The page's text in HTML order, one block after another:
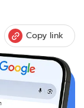
Copy link